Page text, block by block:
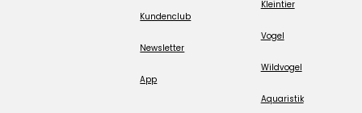
Kundenclub
Newsletter
App
Kleintier
Vogel
Wildvogel
Aquaristik